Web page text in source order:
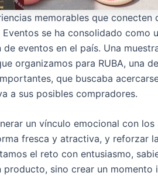
memorables que conecten
se ha consolidado como
eventos en el país. Una
organizamos para RUBA, una
que buscaba
a sus posibles compradores.
un vínculo emocional con los
fresca y atractiva, y reforzar
el reto con entusiasmo,
sino crear un momento